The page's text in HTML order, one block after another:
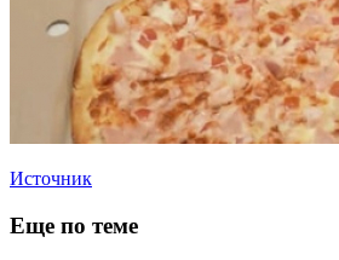
Источник
Еще по теме